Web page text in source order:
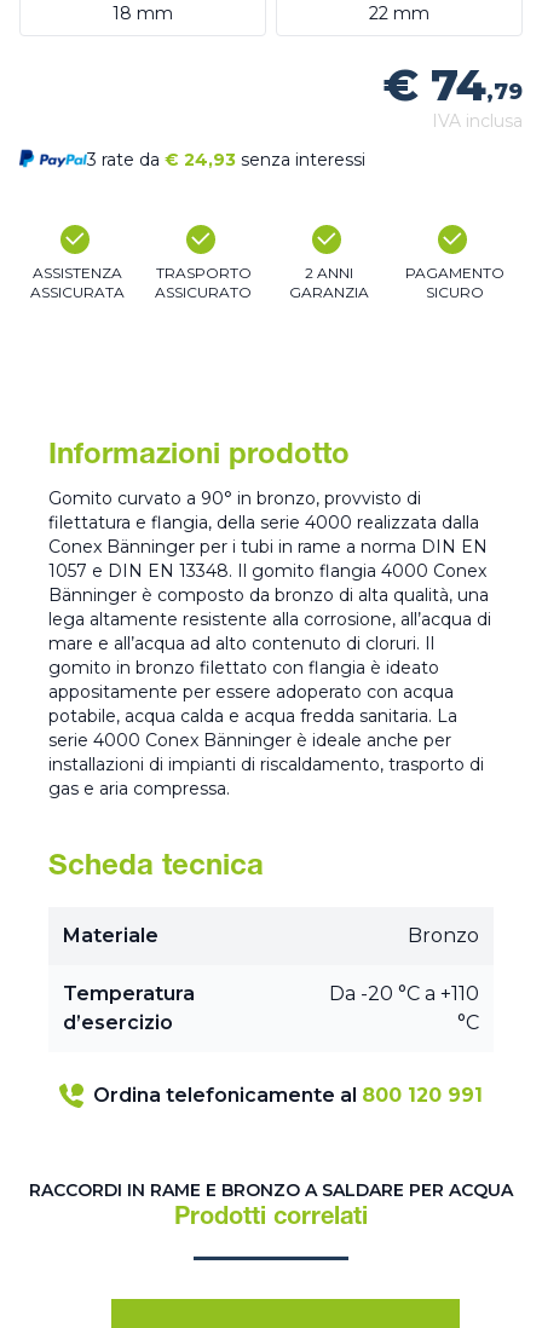
18 mm 22 mm
€ 74,79
IVA inclusa
3 rate da € 24,93 senza interessi
ASSISTENZA
ASSICURATA
TRASPORTO
ASSICURATO
2 ANNI
GARANZIA
PAGAMENTO
SICURO
Informazioni prodotto
Gomito curvato a 90° in bronzo, provvisto di
filettatura e flangia, della serie 4000 realizzata dalla
Conex Bänninger per i tubi in rame a norma DIN EN
1057 e DIN EN 13348. Il gomito flangia 4000 Conex
Bänninger è composto da bronzo di alta qualità, una
lega altamente resistente alla corrosione, all’acqua di
mare e all’acqua ad alto contenuto di cloruri. Il
gomito in bronzo filettato con flangia è ideato
appositamente per essere adoperato con acqua
potabile, acqua calda e acqua fredda sanitaria. La
serie 4000 Conex Bänninger è ideale anche per
installazioni di impianti di riscaldamento, trasporto di
gas e aria compressa.
Scheda tecnica
Materiale Bronzo
Temperatura
d’esercizio
Da -20 °C a +110
°C
Ordina telefonicamente al 800 120 991
RACCORDI IN RAME E BRONZO A SALDARE PER ACQUA
Prodotti correlati